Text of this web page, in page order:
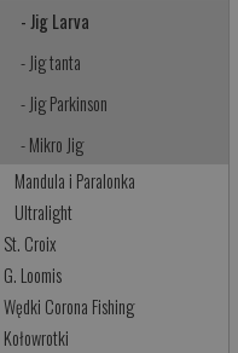
- Jig Larva
- Jig tanta
- Jig Parkinson
- Mikro Jig
Mandula i Paralonka
Ultralight
St. Croix
G. Loomis
Wędki Corona Fishing
Kołowrotki